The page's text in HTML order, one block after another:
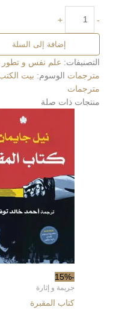
-
+
إضافة إلى السلة
التصنيفات: علم نفس و تطور
مترجمات الوسوم: بيت
مترجمات
منتجات ذات صلة
-15%
جريمة و إثارة
كتاب المقبرة